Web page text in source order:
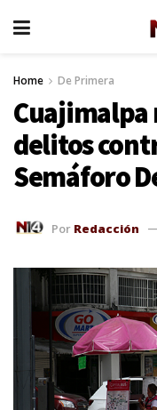
Home De Primera
Cuajimalpa
delitos
Semáforo
Por Redacción